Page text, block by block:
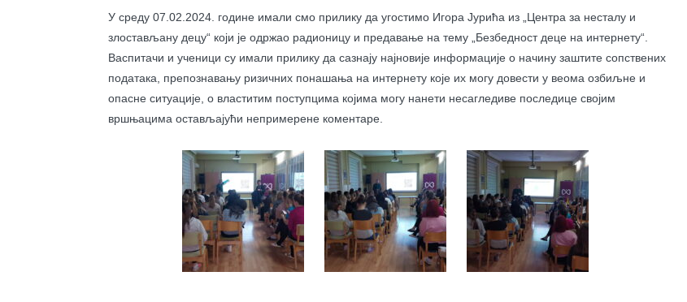
У среду 07.02.2024. године имали смо прилику да угостимо Игора Јурића из „Центра за несталу и
злостављану децу“ који је одржао радионицу и предавање на тему „Безбедност деце на интернету“.
Васпитачи и ученици су имали прилику да сазнају најновије информације о начину заштите сопствених
података, препознавању ризичних понашања на интернету које их могу довести у веома озбиљне и
опасне ситуације, о властитим поступцима којима могу нанети несагледиве последице својим
вршњацима остављајући непримерене коментаре.